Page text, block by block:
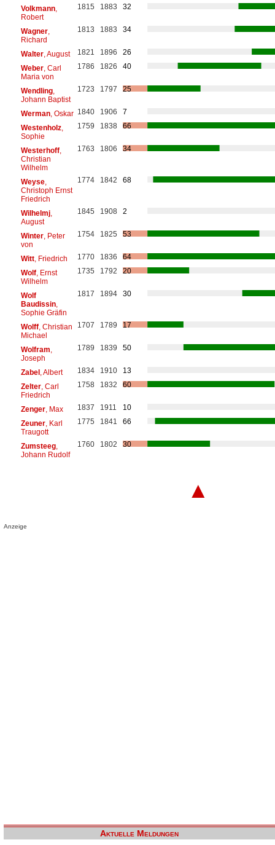
Volkmann,
Robert
1815 1883 32
Wagner,
Richard
1813 1883 34
Walter, August 1821 1896
26
Weber, Carl
Maria von
1786 1826 40
Wendling,
Johann Baptist
1723 1797 25
Werman, Oskar 1840 1906
7
Westenholz,
Sophie
1759 1838 66
Westerhoff,
Christian
Wilhelm
1763 1806 34
Weyse,
Christoph Ernst
Friedrich
1774 1842 68
Wilhelmj,
August
1845 1908 2
Winter, Peter
von
1754 1825 53
Witt, Friedrich 1770 1836
64
Wolf, Ernst
Wilhelm
1735 1792 20
Wolf
Baudissin,
Sophie Gräfin
1817 1894 30
Wolff, Christian
Michael
1707 1789 17
Wolfram
Joseph
1789 1839 50
Zabel, Albert 1834 1910
13
Zelter, Carl
Friedrich
1758 1832 60
Zenger, Max 1837 1911
10
Zeuner, Karl
Traugott
1775 1841 66
Zumsteeg,
Johann Rudolf
1760 1802 30
▲
Anzeige
Aktuelle Meldungen